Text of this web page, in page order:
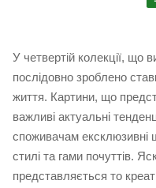
У четвертій колекції, що
послідовно зроблено
життя. Картини, що
важливі актуальні
споживачам ексклюзивні
стилі та гами почуттів.
представляється то